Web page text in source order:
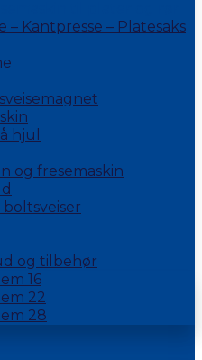
– Kantpresse – Platesaks
hjul
og fresemaskin
boltsveiser
og tilbehør
16
22
28